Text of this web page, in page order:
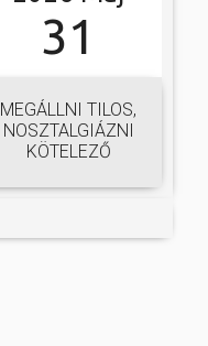
31
MEGÁLLNI TILOS,
NOSZTALGIÁZNI
KÖTELEZŐ